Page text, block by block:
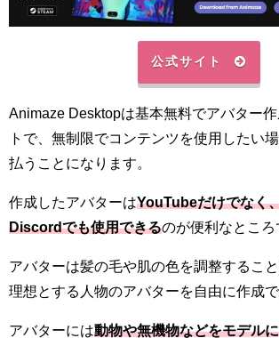
公式サイト
Animaze Desktopは基本無料でアバター
トで、無制限でコンテンツを使用したい
払うことになります。
作成したアバターはYouTubeだけでなく
Discordでも使用できるのが便利なところ
アバターは髪の毛や肌の色を調整するこ
理想とする人物のアバターを自由に作成で
アバターには動物や無機物などをモデル